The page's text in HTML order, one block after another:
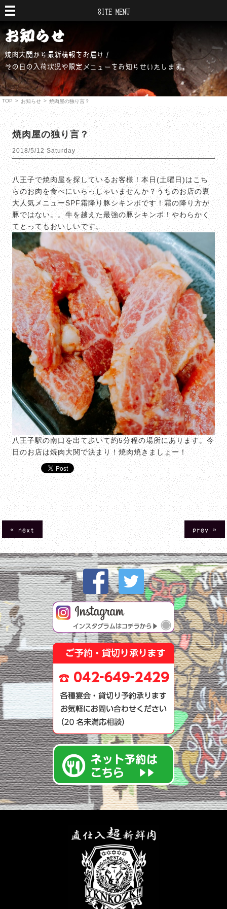
SITE MENU
焼肉大関から最新情報をお届け！
その日の入荷状況や限定メニューをお知らせいたします。
TOP > お知らせ > 焼肉屋の独り言？
焼肉屋の独り言？
2018/5/12 Saturday
八王子で焼肉屋を探しているお客様！本日(土曜日)はこち
らのお肉を食べにいらっしゃいませんか？うちのお店の裏
大人気メニューSPF霜降り豚シキンボです！霜の降り方が
豚ではない。。牛を越えた最強の豚シキンボ！やわらかく
てとってもおいしいです。
八王子駅の南口を出て歩いて約5分程の場所にあります。今
日のお店は焼肉大関で決まり！焼肉焼きましょー！
« next prev »